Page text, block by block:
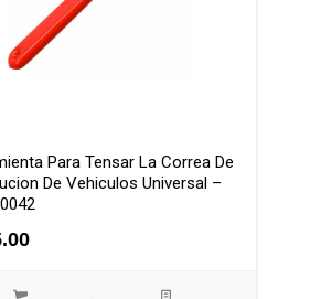
Para Tensar La Correa De
De Vehiculos Universal –